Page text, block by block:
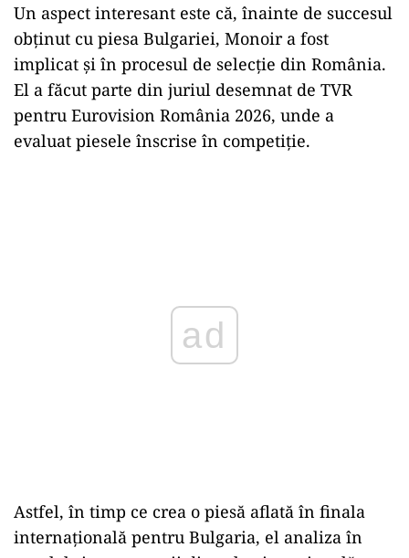
Un aspect interesant este că, înainte de succesul
obținut cu piesa Bulgariei, Monoir a fost
implicat și în procesul de selecție din România.
El a făcut parte din juriul desemnat de TVR
pentru Eurovision România 2026, unde a
evaluat piesele înscrise în competiție.
ad
Astfel, în timp ce crea o piesă aflată în finala
internațională pentru Bulgaria, el analiza în